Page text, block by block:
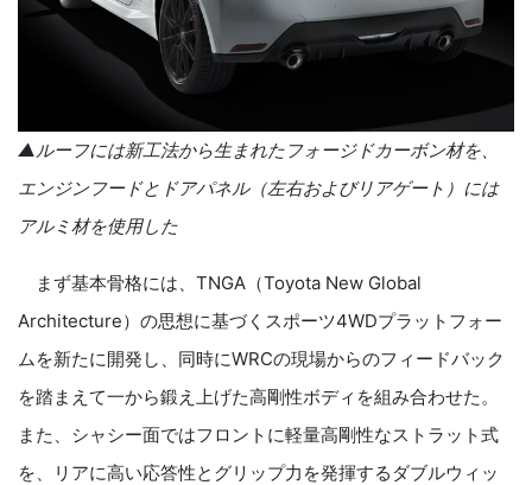
▲ルーフには新工法から生まれたフォージドカーボン材を、
エンジンフードとドアパネル（左右およびリアゲート）には
アルミ材を使用した
まず基本骨格には、 TNGA （Toyota New Global
Architecture）の思想に基づくスポーツ4WDプラットフォー
ムを新たに開発し、同時にWRCの現場からのフィードバック
を踏まえて一から鍛え上げた高剛性ボディを組み合わせた。
また、シャシー面ではフロントに軽量高剛性なストラット式
を、リアに高い応答性とグリップ力を発揮するダブルウィッ